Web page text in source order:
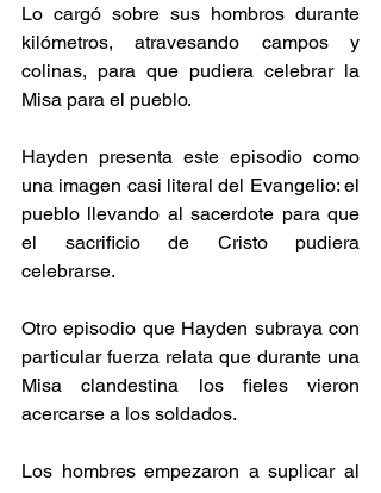
Lo cargó sobre sus hombros durante
kilómetros, atravesando campos y
colinas, para que pudiera celebrar la
Misa para el pueblo.
Hayden presenta este episodio como
una imagen casi literal del Evangelio: el
pueblo llevando al sacerdote para que
el sacrificio de Cristo pudiera
celebrarse.
Otro episodio que Hayden subraya con
particular fuerza relata que durante una
Misa clandestina los fieles vieron
acercarse a los soldados.
Los hombres empezaron a suplicar al